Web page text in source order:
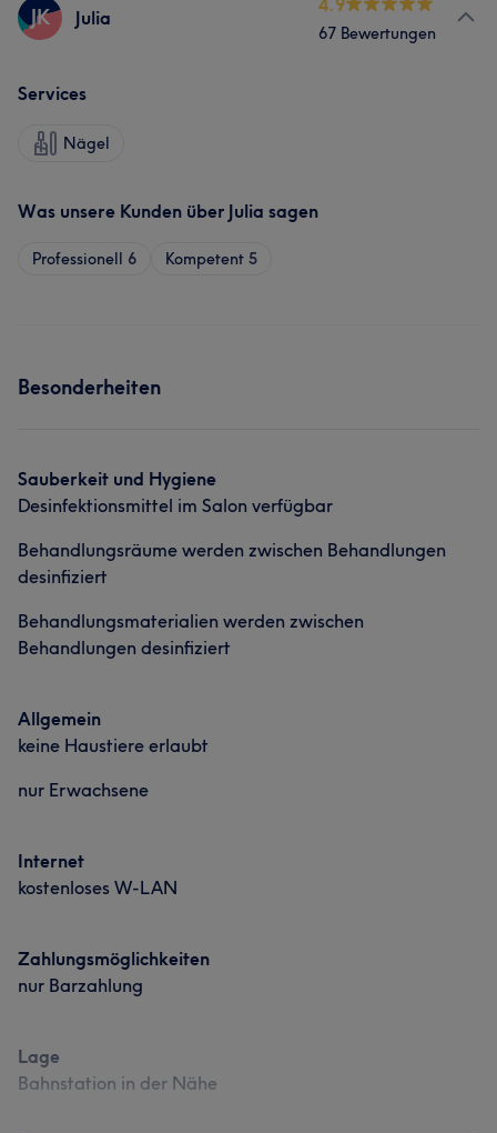
JK Julia
4.9
67 Bewertungen
Services
Nägel
Was unsere Kunden über Julia sagen
Professionell 6 Kompetent 5
Besonderheiten
Sauberkeit und Hygiene
Desinfektionsmittel im Salon verfügbar
Behandlungsräume werden zwischen Behandlungen
desinfiziert
Behandlungsmaterialien werden zwischen
Behandlungen desinfiziert
Allgemein
keine Haustiere erlaubt
nur Erwachsene
Internet
kostenloses W-LAN
Zahlungsmöglichkeiten
nur Barzahlung
Lage
Bahnstation in der Nähe